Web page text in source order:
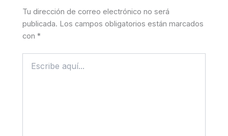
Tu dirección de correo electrónico no será
publicada. Los campos obligatorios están marcados
con*
aquí...